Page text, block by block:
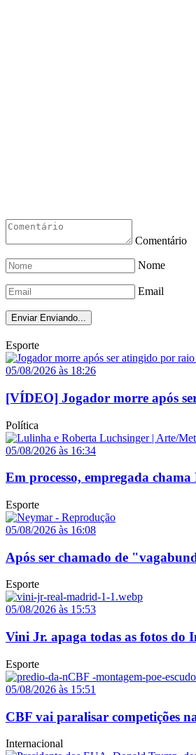
Comentário
Nome
Email
Enviar Enviando...
Esporte
05/08/2026 às 18:26
[VÍDEO] Jogador morre após
Política
05/08/2026 às 16:34
Em processo, empregada
Esporte
05/08/2026 às 16:08
Após ser chamado de
Esporte
05/08/2026 às 15:53
Vini Jr. apaga todas as fotos do
Esporte
05/08/2026 às 15:51
CBF vai paralisar competições
Internacional